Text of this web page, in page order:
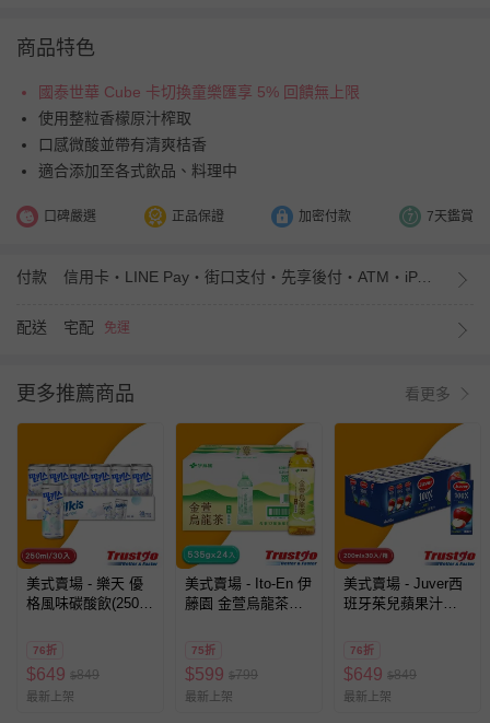
商品特色
國泰世華 Cube 卡切換童樂匯享 5% 回饋無上限
使用整粒香檬原汁榨取
口感微酸並帶有清爽桔香
適合添加至各式飲品、料理中
口碑嚴選 正品保證 加密付款 7天鑑賞
付款 信用卡・LINE Pay・街口支付・先享後付・ATM・iPASS MONEY
配送 宅配 免運
更多推薦商品 看更多
美式賣場 - 樂天 優
格風味碳酸飲(250ml
76折
$649 $849
最新上架
美式賣場 - Ito-En 伊
藤園 金萱烏龍茶
75折
$599 $799
最新上架
美式賣場 - Juver西
班牙茱兒蘋果汁
76折
$649 $849
最新上架